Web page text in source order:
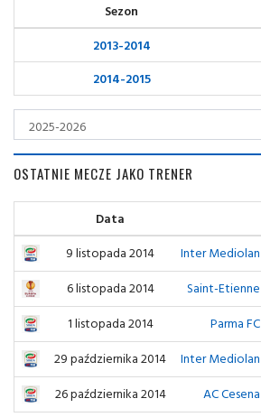
Sezon
2013-2014
2014-2015
OSTATNIE MECZE JAKO TRENER
Data
9 listopada 2014
Inter Mediolan
6 listopada 2014
Saint-Etienne
1 listopada 2014
Parma FC
29 października 2014
Inter Mediolan
26 października 2014
AC Cesena